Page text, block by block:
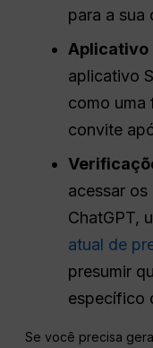
para a sua
Aplicativo
aplicativo
como uma
convite
acessar
ChatGPT,
atual de
presumir
específico
Se você precisa